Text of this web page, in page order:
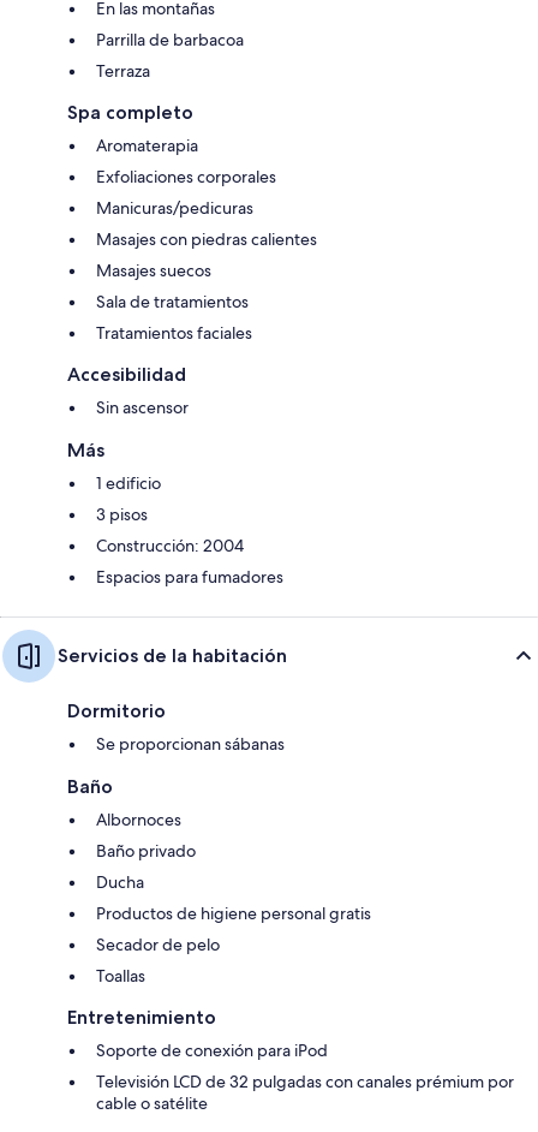
En las montañas
Parrilla de barbacoa
Terraza
Spa completo
Aromaterapia
Exfoliaciones corporales
Manicuras/pedicuras
Masajes con piedras calientes
Masajes suecos
Sala de tratamientos
Tratamientos faciales
Accesibilidad
Sin ascensor
Más
1 edificio
3 pisos
Construcción: 2004
Espacios para fumadores
Servicios de la habitación
Dormitorio
Se proporcionan sábanas
Baño
Albornoces
Baño privado
Ducha
Productos de higiene personal gratis
Secador de pelo
Toallas
Entretenimiento
Soporte de conexión para iPod
Televisión LCD de 32 pulgadas con canales prémium por
cable o satélite